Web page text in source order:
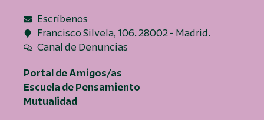
Escríbenos
Francisco Silvela, 106. 28002 - Madrid.
Canal de Denuncias
Portal de Amigos/as
Escuela de Pensamiento
Mutualidad